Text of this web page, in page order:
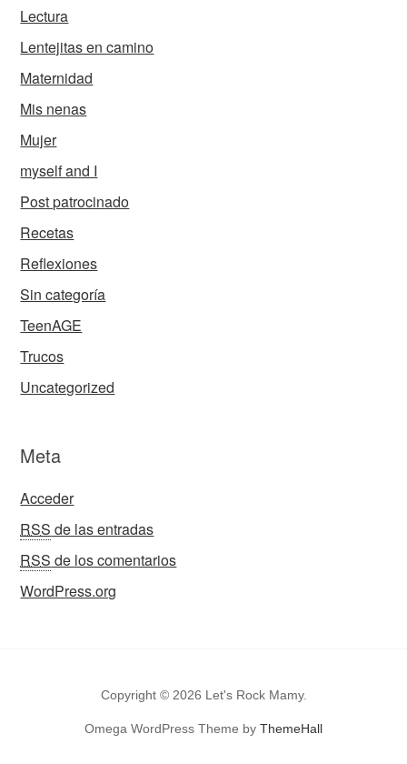
Lectura
Lentejitas en camino
Maternidad
Mis nenas
Mujer
myself and I
Post patrocinado
Recetas
Reflexiones
Sin categoría
TeenAGE
Trucos
Uncategorized
Meta
Acceder
RSS de las entradas
RSS de los comentarios
WordPress.org
Copyright © 2026 Let's Rock Mamy.
Omega WordPress Theme by ThemeHall